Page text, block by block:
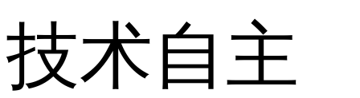
技术自主